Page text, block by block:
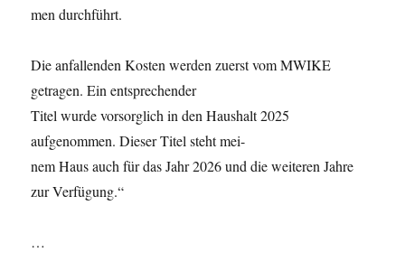
men durchführt.
Die anfallenden Kosten werden zuerst vom MWIKE
getragen. Ein entsprechender
Titel wurde vorsorglich in den Haushalt 2025
aufgenommen. Dieser Titel steht mei-
nem Haus auch für das Jahr 2026 und die weiteren Jahre
zur Verfügung.“
…